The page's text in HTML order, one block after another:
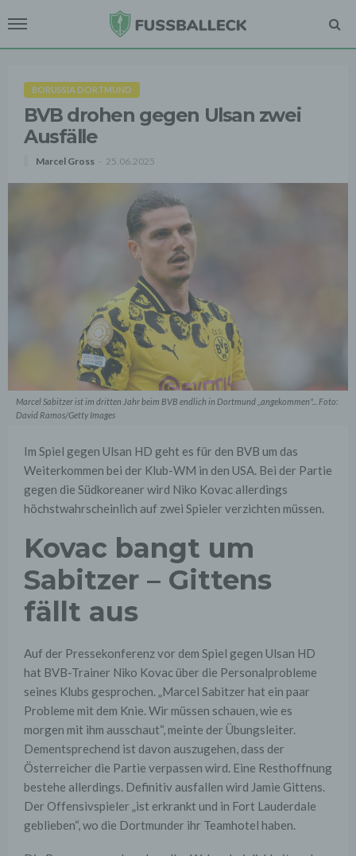
BORUSSIA DORTMUND
BVB drohen gegen Ulsan zwei
Ausfälle
Marcel Gross 25.06.2025
Marcel Sabitzer ist im dritten Jahr beim BVB endlich in Dortmund ,,angekommen"... Foto:
David Ramos/Getty Images
Im Spiel gegen Ulsan HD geht es für den BVB um das
Weiterkommen bei der Klub-WM in den USA. Bei der Partie
gegen die Südkoreaner wird Niko Kovac allerdings
höchstwahrscheinlich auf zwei Spieler verzichten müssen.
Kovac bangt um
Sabitzer – Gittens
fällt aus
Auf der Pressekonferenz vor dem Spiel gegen Ulsan HD
hat BVB-Trainer Niko Kovac über die Personalprobleme
seines Klubs gesprochen. „Marcel Sabitzer hat ein paar
Probleme mit dem Knie. Wir müssen schauen, wie es
morgen mit ihm ausschaut“, meinte der Übungsleiter.
Dementsprechend ist davon auszugehen, dass der
Österreicher die Partie verpassen wird. Eine Resthoffnung
bestehe allerdings. Definitiv ausfallen wird Jamie Gittens.
Der Offensivspieler „ist erkrankt und in Fort Lauderdale
geblieben“, wo die Dortmunder ihr Teamhotel haben.